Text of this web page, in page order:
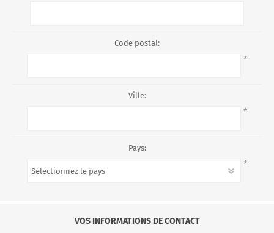
Code postal:
*
Ville:
*
Pays:
*
VOS INFORMATIONS DE CONTACT